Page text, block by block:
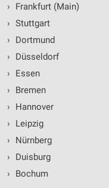
›
Frankfurt (Main)
› Stuttgart
›
Dortmund
›
Düsseldorf
›
Essen
›
Bremen
›
Hannover
›
Leipzig
›
Nürnberg
›
Duisburg
›
Bochum